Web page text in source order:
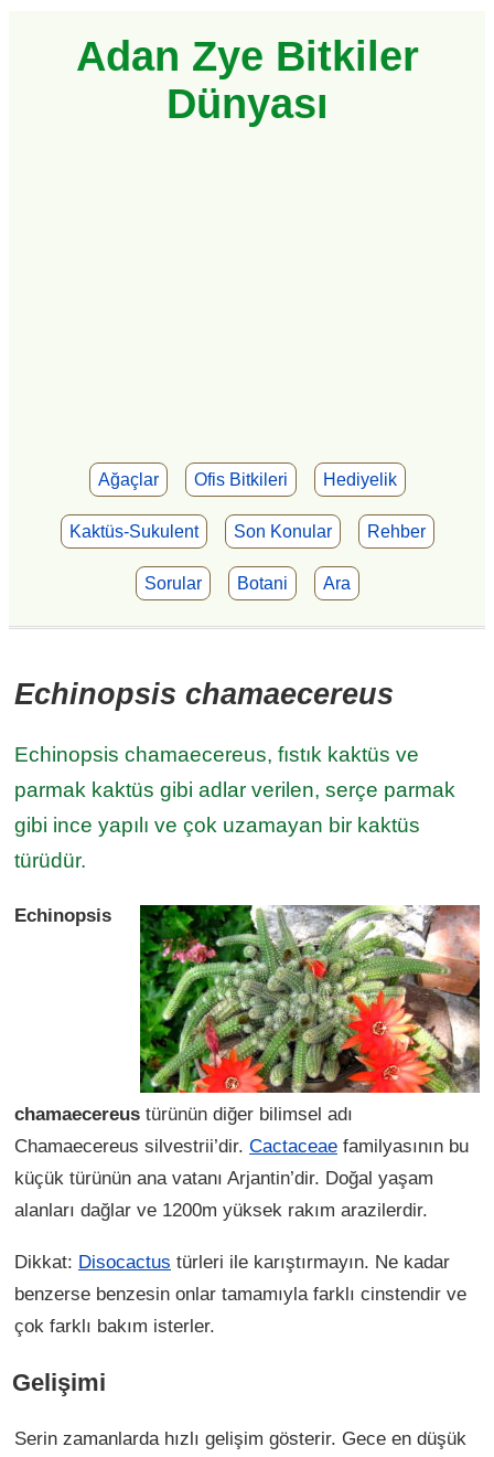
Adan Zye Bitkiler
Dünyası
Ağaçlar Ofis Bitkileri Hediyelik
Kaktüs-Sukulent Son Konular Rehber
Sorular Botani Ara
Echinopsis chamaecereus
Echinopsis chamaecereus, fıstık kaktüs ve
parmak kaktüs gibi adlar verilen, serçe parmak
gibi ince yapılı ve çok uzamayan bir kaktüs
türüdür.
Echinopsis
chamaecereus türünün diğer bilimsel adı
Chamaecereus silvestrii’dir. Cactaceae familyasının bu
küçük türünün ana vatanı Arjantin’dir. Doğal yaşam
alanları dağlar ve 1200m yüksek rakım arazilerdir.
Dikkat: Disocactus türleri ile karıştırmayın. Ne kadar
benzerse benzesin onlar tamamıyla farklı cinstendir ve
çok farklı bakım isterler.
Gelişimi
Serin zamanlarda hızlı gelişim gösterir. Gece en düşük